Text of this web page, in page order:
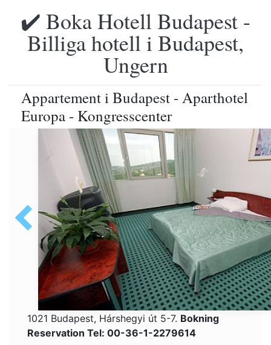
✔️ Boka Hotell Budapest -
Billiga hotell i Budapest,
Ungern
Appartement i Budapest - Aparthotel
Europa - Kongresscenter
1021 Budapest, Hárshegyi út 5-7. Bokning
Reservation Tel: 00-36-1-2279614